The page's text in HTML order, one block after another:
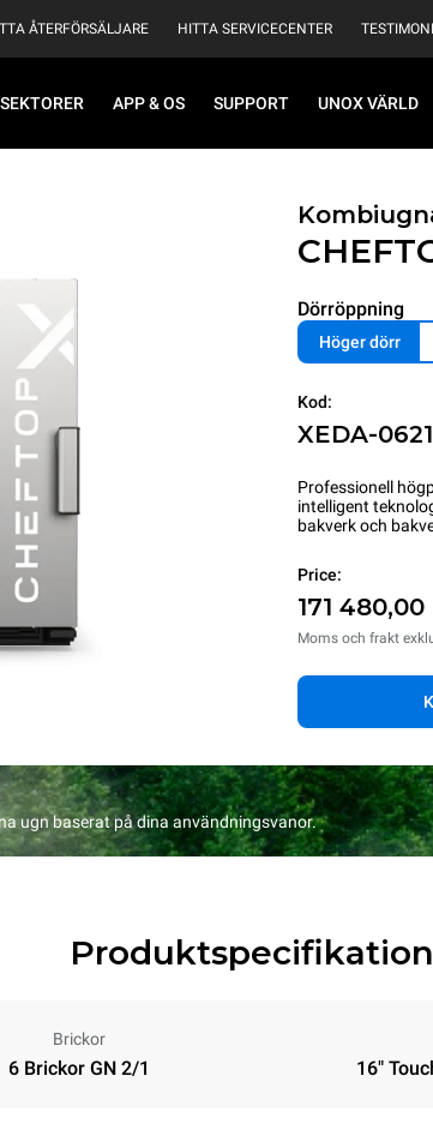
ÅTERFÖRSÄLJARE HITTA SERVICECENTER
SEKTORER APP & OS SUPPORT UNOX VÄRLD
Dörröppning
Höger dörr
Kod:
XEDA-
Professionell
intelligent
bakverk och
Price:
171
Moms och frakt
ugn baserat på dina användningsvanor.
Brickor
6 Brickor GN 2/1 16"